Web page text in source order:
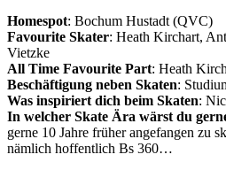
Homespot: Bochum Hustadt (QVC)
Favourite Skater: Heath Kirchart,
Vietzke
All Time Favourite Part: Heath
Beschäftigung neben Skaten:
Was inspiriert dich beim Skaten:
In welcher Skate Ära wärst du
gerne 10 Jahre früher angefangen zu
nämlich hoffentlich Bs 360…